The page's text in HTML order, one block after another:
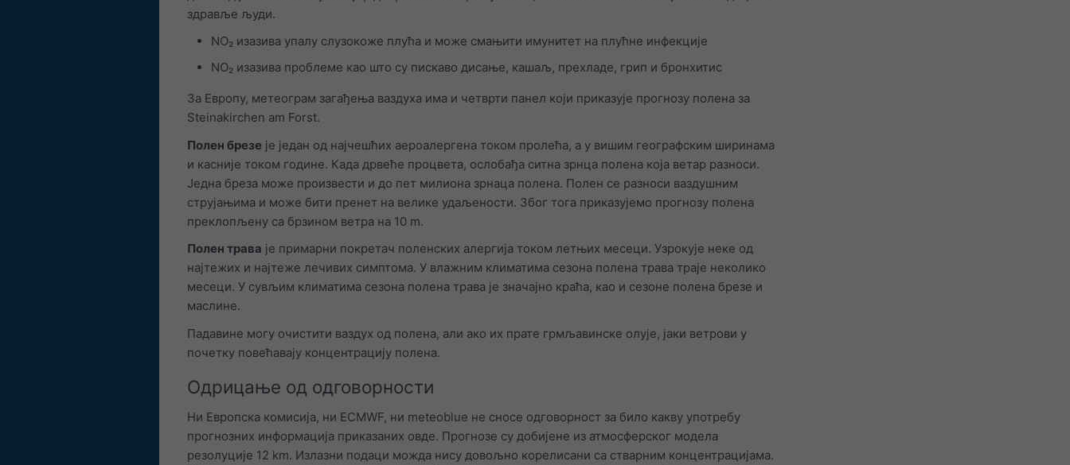
здравље људи.
NO₂ изазива упалу слузокоже плућа и може смањити имунитет на плућне инфекције
NO₂ изазива проблеме као што су пискаво дисање, кашаљ, прехладе, грип и бронхитис
За Европу, метеограм загађења ваздуха има и четврти панел који приказује прогнозу полена за
Steinakirchen am Forst.
Полен брезе је један од најчешћих аероалергена током пролећа, а у вишим географским ширинама
и касније током године. Када дрвеће процвета, ослобађа ситна зрнца полена која ветар разноси.
Једна бреза може произвести и до пет милиона зрнаца полена. Полен се разноси ваздушним
струјањима и може бити пренет на велике удаљености. Због тога приказујемо прогнозу полена
преклопљену са брзином ветра на 10 m.
Полен трава је примарни покретач поленских алергија током летњих месеци. Узрокује неке од
најтежих и најтеже лечивих симптома. У влажним климатима сезона полена трава траје неколико
месеци. У сувљим климатима сезона полена трава је значајно краћа, као и сезоне полена брезе и
маслине.
Падавине могу очистити ваздух од полена, али ако их прате грмљавинске олује, јаки ветрови у
почетку повећавају концентрацију полена.
Одрицање од одговорности
Ни Европска комисија, ни ECMWF, ни meteoblue не сносе одговорност за било какву употребу
прогнозних информација приказаних овде. Прогнозе су добијене из атмосферског модела
резолуције 12 km. Излазни подаци можда нису довољно корелисани са стварним концентрацијама.